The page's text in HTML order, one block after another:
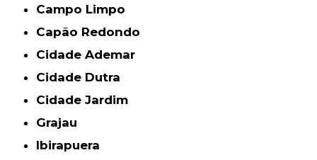
Campo Limpo
Capão Redondo
Cidade Ademar
Cidade Dutra
Cidade Jardim
Grajau
Ibirapuera